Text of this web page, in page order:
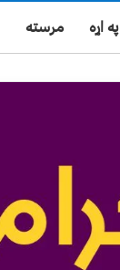
په اړه مرسته